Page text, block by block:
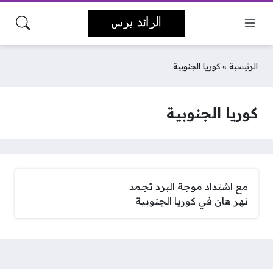
الرئيسية » كوريا الجنوبية
كوريا الجنوبية
مع اشتداد موجة البرد تجمد
نهر هان في كوريا الجنوبية